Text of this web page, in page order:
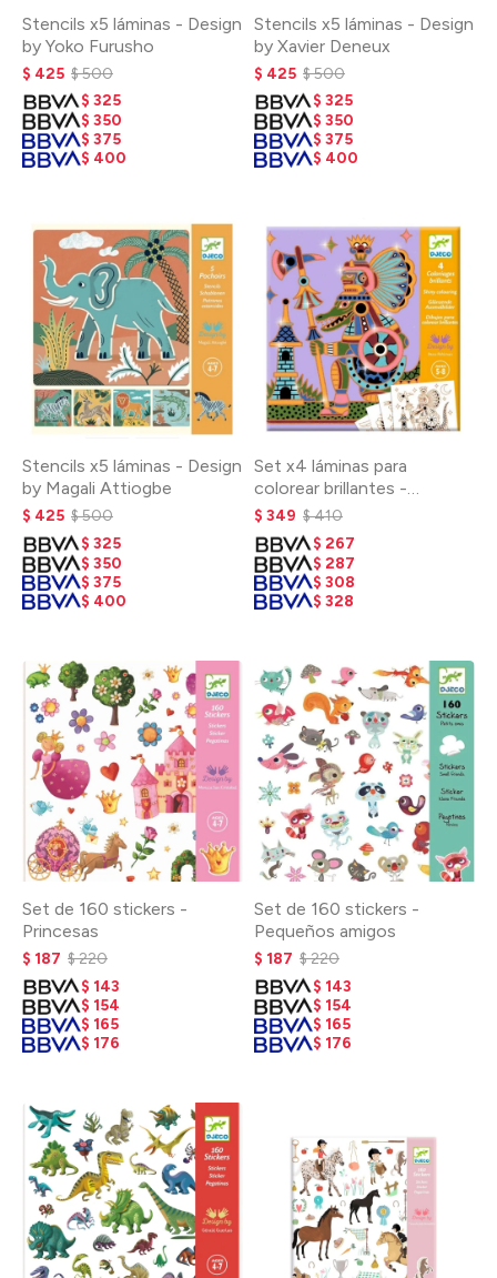
Stencils x5 láminas - Design
by Yoko Furusho
$ 425 $500
$ 325
$ 350
$ 375
$ 400
Stencils x5 láminas - Design
by Xavier Deneux
$ 425 $500
$ 325
$ 350
$ 375
$ 400
Stencils x5 láminas - Design
by Magali Attiogbe
$ 425 $500
$ 325
$ 350
$ 375
$ 400
Set x4 láminas para
colorear brillantes -
Animales guerreros
$ 349 $410
$ 267
$ 287
$ 308
$ 328
Set de 160 stickers -
Princesas
$ 187 $220
$ 143
$ 154
$ 165
$ 176
Set de 160 stickers -
Pequeños amigos
$ 187 $220
$ 143
$ 154
$ 165
$ 176